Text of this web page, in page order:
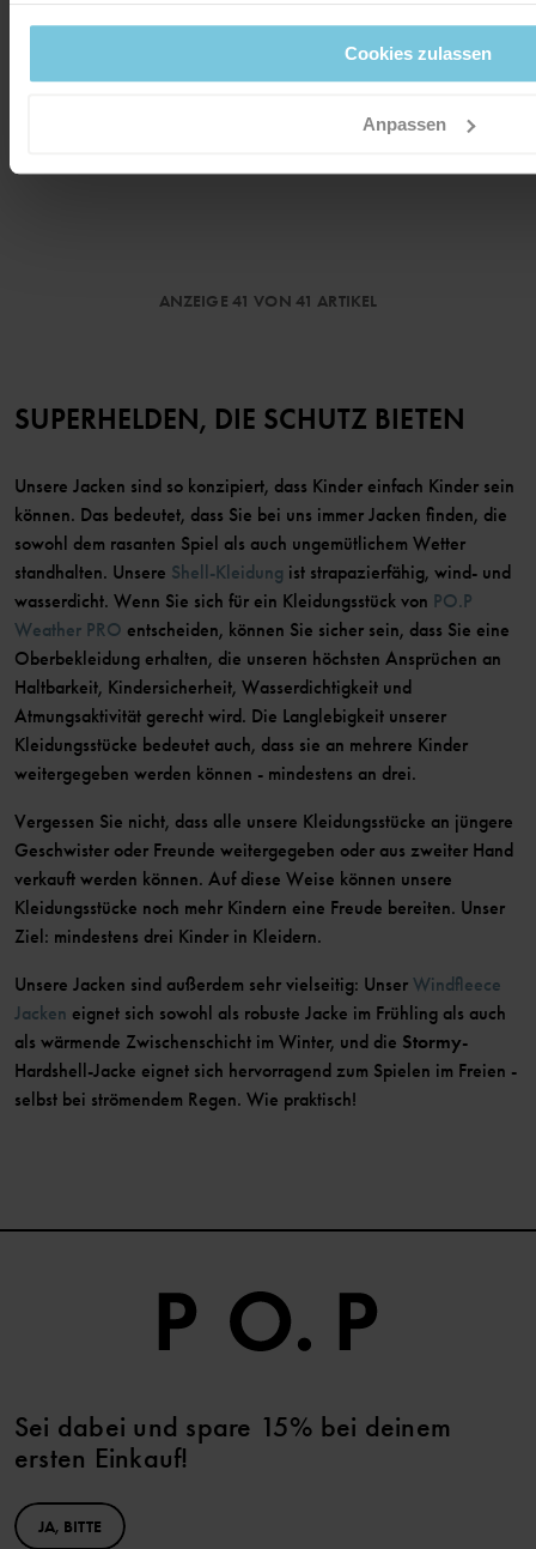
Cookies zulassen
Anpassen
SHELLJACKE, EINFARBIG
ANZEIGE 41 VON 41 ARTIKEL
SUPERHELDEN, DIE SCHUTZ BIETEN
Unsere Jacken sind so konzipiert, dass Kinder einfach Kinder sein
können. Das bedeutet, dass Sie bei uns immer Jacken finden, die
sowohl dem rasanten Spiel als auch ungemütlichem Wetter
standhalten. Unsere Shell-Kleidung ist strapazierfähig, wind- und
wasserdicht. Wenn Sie sich für ein Kleidungsstück von PO.P
Weather PRO entscheiden, können Sie sicher sein, dass Sie eine
Oberbekleidung erhalten, die unseren höchsten Ansprüchen an
Haltbarkeit, Kindersicherheit, Wasserdichtigkeit und
Atmungsaktivität gerecht wird. Die Langlebigkeit unserer
Kleidungsstücke bedeutet auch, dass sie an mehrere Kinder
weitergegeben werden können - mindestens an drei.
Vergessen Sie nicht, dass alle unsere Kleidungsstücke an jüngere
Geschwister oder Freunde weitergegeben oder aus zweiter Hand
verkauft werden können. Auf diese Weise können unsere
Kleidungsstücke noch mehr Kindern eine Freude bereiten. Unser
Ziel: mindestens drei Kinder in Kleidern.
Unsere Jacken sind außerdem sehr vielseitig: UnserWindfleece
Jacken eignet sich sowohl als robuste Jacke im Frühling als auch
als wärmende Zwischenschicht im Winter, und die Stormy-
Hardshell-Jacke eignet sich hervorragend zum Spielen im Freien -
selbst bei strömendem Regen. Wie praktisch!
Sei dabei und spare 15% bei deinem
ersten Einkauf!
JA, BITTE